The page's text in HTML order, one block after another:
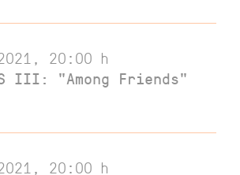
20:00 h
III: "Among Friends"
20:00 h